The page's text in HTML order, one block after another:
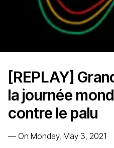
[REPLAY]
la journée
contre le palu
— On Monday, May 3, 2021